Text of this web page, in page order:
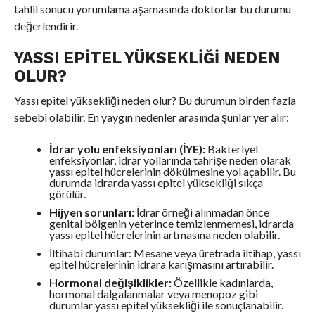
tahlil sonucu yorumlama aşamasında doktorlar bu durumu
değerlendirir.
YASSI EPITEL YÜKSEKLIĞI NEDEN
OLUR?
Yassı epitel yüksekliği neden olur? Bu durumun birden fazla
sebebi olabilir. En yaygın nedenler arasında şunlar yer alır:
İdrar yolu enfeksiyonları (İYE): Bakteriyel
enfeksiyonlar, idrar yollarında tahrişe neden olarak
yassı epitel hücrelerinin dökülmesine yol açabilir. Bu
durumda idrarda yassı epitel yüksekliği sıkça
görülür.
Hijyen sorunları: İdrar örneği alınmadan önce
genital bölgenin yeterince temizlenmemesi, idrarda
yassı epitel hücrelerinin artmasına neden olabilir.
İltihabi durumlar: Mesane veya üretrada iltihap, yassı
epitel hücrelerinin idrara karışmasını artırabilir.
Hormonal değişiklikler:Özellikle kadınlarda,
hormonal dalgalanmalar veya menopoz gibi
durumlar yassı epitel yüksekliği ile sonuçlanabilir.